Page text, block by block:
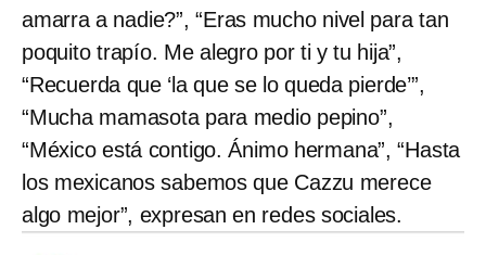
amarra a nadie?”, “Eras mucho nivel para tan
poquito trapío. Me alegro por ti y tu hija”,
“Recuerda que ‘la que se lo queda pierde’”,
“Mucha mamasota para medio pepino”,
“México está contigo. Ánimo hermana”, “Hasta
los mexicanos sabemos que Cazzu merece
algo mejor”, expresan en redes sociales.